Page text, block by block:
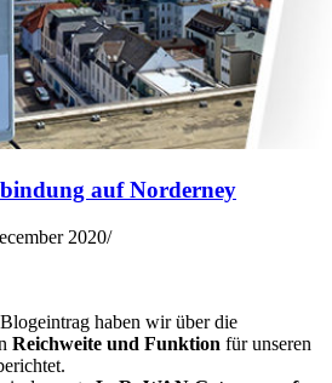
auf Norderney
2020
haben wir über die
Reichweite und Funktion für unseren